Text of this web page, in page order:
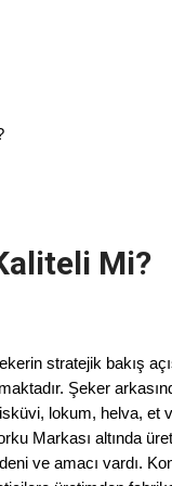
Mi?
stratejik bakış
Şeker
lokum, helva, et
Markası altında
ve amacı vardı.